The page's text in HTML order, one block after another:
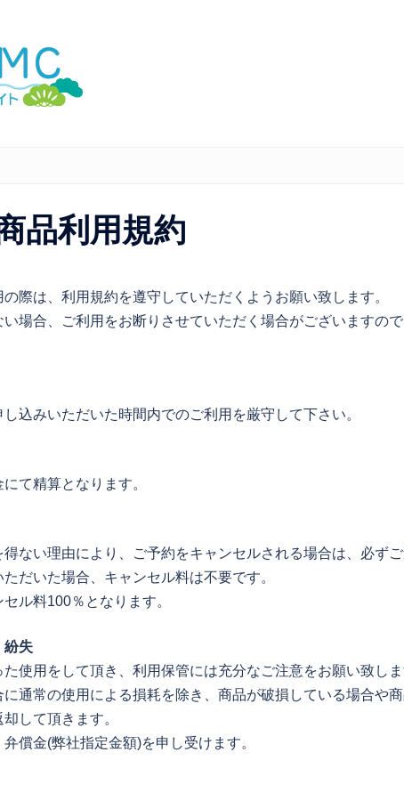
品利用規約
際は、利用規約を遵守していただくようお願い致します。
場合、ご利用をお断りさせていただく場合がございますの
込みいただいた時間内でのご利用を厳守して下さい。
て精算となります。
ない理由により、ご予約をキャンセルされる場合は、必ずご
だいた場合、キャンセル料は不要です。
ル料100％となります。
紛失
使用をして頂き、利用保管には充分なご注意をお願い致しま
通常の使用による損耗を除き、商品が破損している場合や
して頂きます。
償金(弊社指定金額)を申し受けます。